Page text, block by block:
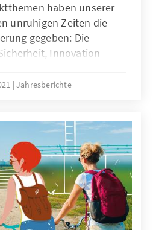
haben unserer
unruhigen Zeiten die
gegeben: Die
Innovation
vor dem Hintergrund der
Jahresberichte